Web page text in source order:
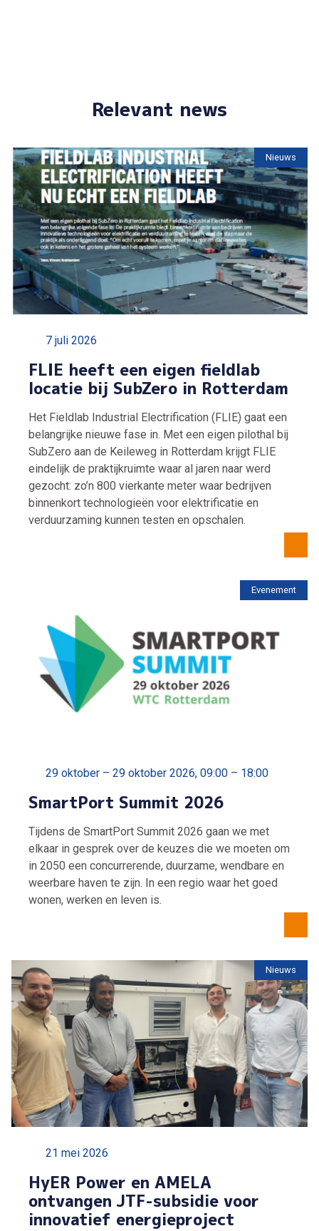
Relevant news
Nieuws
7 juli 2026
FLIE heeft een eigen fieldlab
locatie bij SubZero in Rotterdam
Het Fieldlab Industrial Electrification (FLIE) gaat een
belangrijke nieuwe fase in. Met een eigen pilothal bij
SubZero aan de Keileweg in Rotterdam krijgt FLIE
eindelijk de praktijkruimte waar al jaren naar werd
gezocht: zo’n 800 vierkante meter waar bedrijven
binnenkort technologieën voor elektrificatie en
verduurzaming kunnen testen en opschalen.
Evenement
29 oktober – 29 oktober 2026, 09:00 – 18:00
SmartPort Summit 2026
Tijdens de SmartPort Summit 2026 gaan we met
elkaar in gesprek over de keuzes die we moeten om
in 2050 een concurrerende, duurzame, wendbare en
weerbare haven te zijn. In een regio waar het goed
wonen, werken en leven is.
Nieuws
21 mei 2026
HyER Power en AMELA
ontvangen JTF-subsidie voor
innovatief energieproject